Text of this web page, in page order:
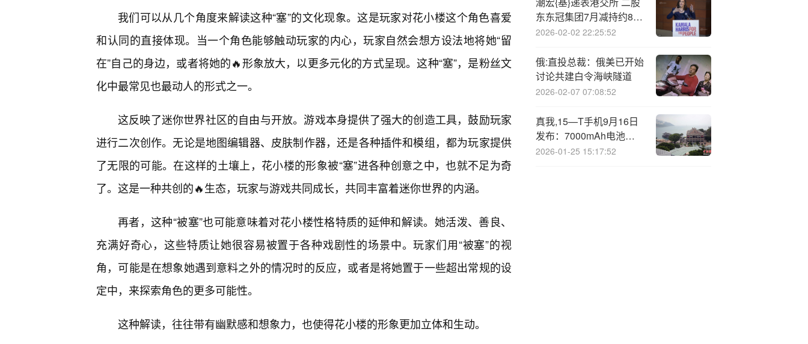
我们可以从几个角度来解读这种“塞”的文化现象。这是玩家对花小楼这个角色喜爱
和认同的直接体现。当一个角色能够触动玩家的内心，玩家自然会想方设法地将她“留
在”自己的身边，或者将她的🔥形象放大，以更多元化的方式呈现。这种“塞”，是粉丝文
化中最常见也最动人的形式之一。
这反映了迷你世界社区的自由与开放。游戏本身提供了强大的创造工具，鼓励玩家
进行二次创作。无论是地图编辑器、皮肤制作器，还是各种插件和模组，都为玩家提供
了无限的可能。在这样的土壤上，花小楼的形象被“塞”进各种创意之中，也就不足为奇
了。这是一种共创的🔥生态，玩家与游戏共同成长，共同丰富着迷你世界的内涵。
再者，这种“被塞”也可能意味着对花小楼性格特质的延伸和解读。她活泼、善良、
充满好奇心，这些特质让她很容易被置于各种戏剧性的场景中。玩家们用“被塞”的视
角，可能是在想象她遇到意料之外的情况时的反应，或者是将她置于一些超出常规的设
定中，来探索角色的更多可能性。
这种解读，往往带有幽默感和想象力，也使得花小楼的形象更加立体和生动。
东东冠集团7月减持约888
万股
2026-02-02 22:25:52
俄:直投总裁：俄美已开始
讨论共建白令海峡隧道
2026-02-07 07:08:52
真我,15—T手机9月16日
发布：7000mAh电池、
IP69防水、5000万主摄
2026-01-25 15:17:52